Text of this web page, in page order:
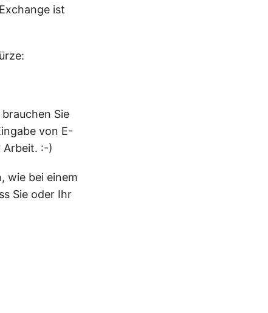
ist
Sie
von E-
Arbeit. :-)
wie bei einem
Sie oder Ihr